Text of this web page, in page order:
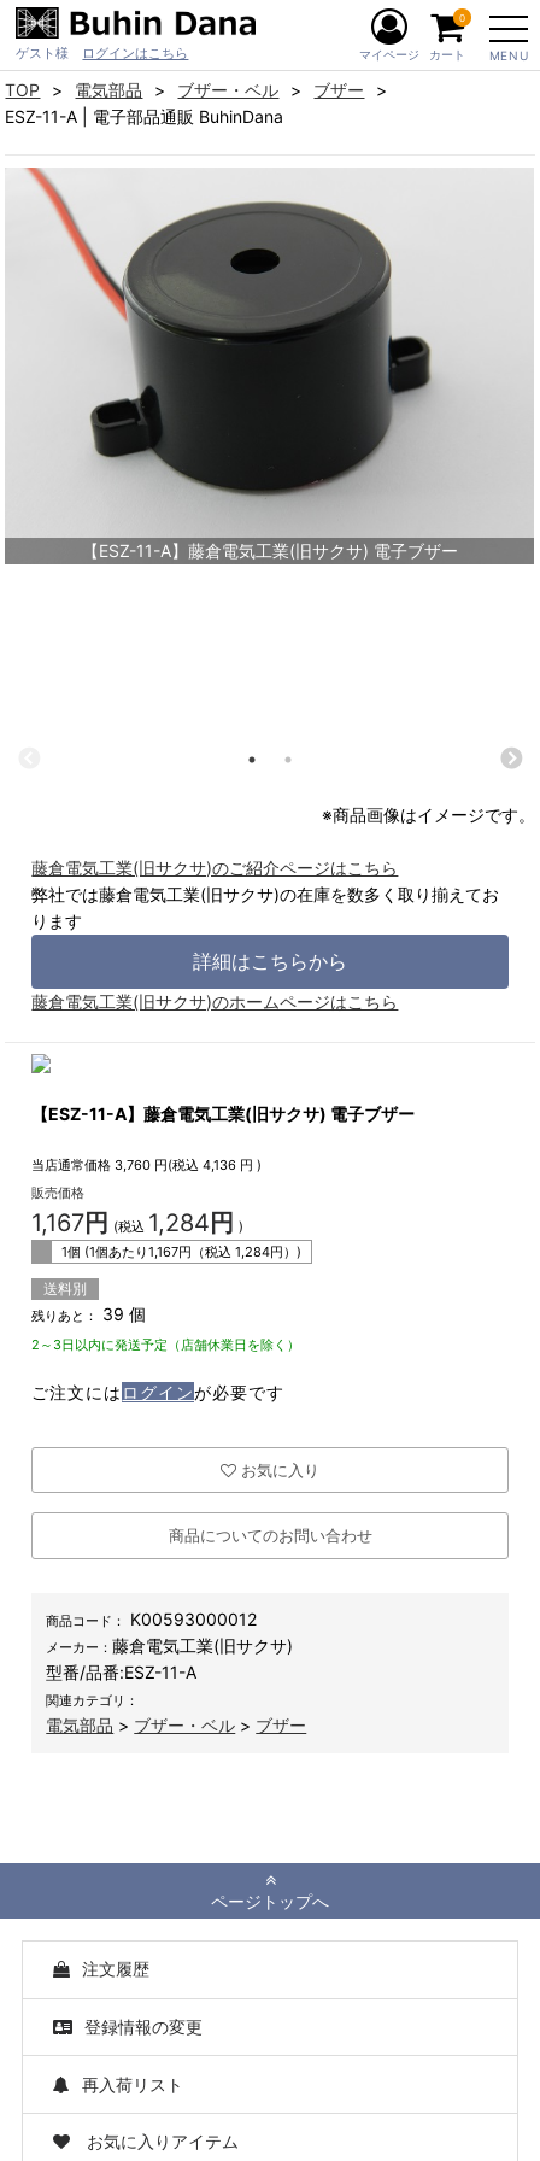
ゲスト様 ログインはこちら MENU
マイページ カート
0
TOP 電気部品 ブザー・ベル
ブザー
ESZ-11-A | 電子部品通販 BuhinDana
【ESZ-11-A】藤倉電気工業(旧サクサ) 電子ブザー
※商品画像はイメージです。
藤倉電気工業(旧サクサ)のご紹介ページはこちら
弊社では藤倉電気工業(旧サクサ)の在庫を数多く取り揃えてお
ります
詳細はこちらから
藤倉電気工業(旧サクサ)のホームページはこちら
【ESZ-11-A】藤倉電気工業(旧サクサ) 電子ブザー
当店通常価格 3,760 円(税込4,136 円 )
販売価格
1,167円 (税込 1,284 円 )
1個 (1個あたり1,167円（税込1,284円）)
送料別
残りあと： 39 個
2～3日以内に発送予定（店舗休業日を除く）
ご注文には ログインが必要です
お気に入り
商品についてのお問い合わせ
商品コード： K00593000012
メーカー： 藤倉電気工業(旧サクサ)
型番/品番:ESZ-11-A
関連カテゴリ：
電気部品 > ブザー・ベル > ブザー
ページトップへ
注文履歴
登録情報の変更
再入荷リスト
お気に入りアイテム